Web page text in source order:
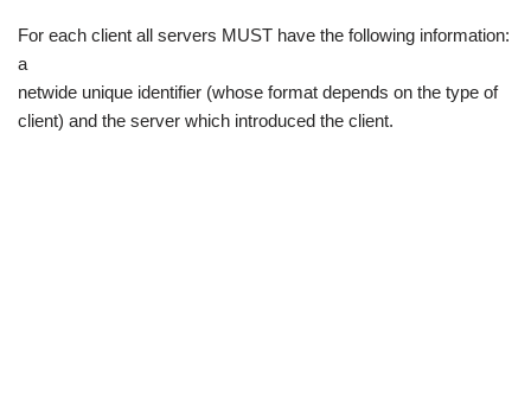
For each client all servers MUST have the following information:
a
netwide unique identifier (whose format depends on the type of
client) and the server which introduced the client.